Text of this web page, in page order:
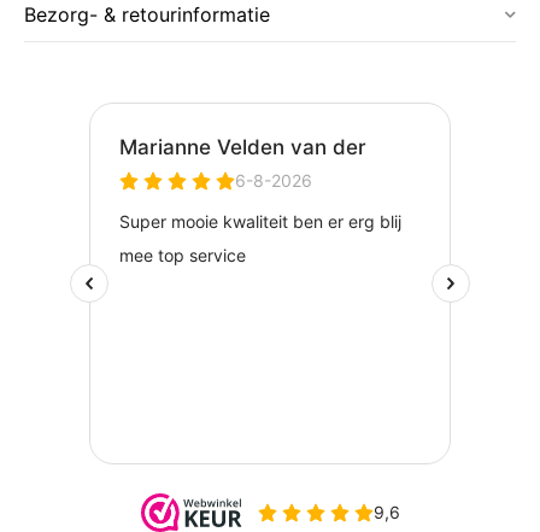
Bezorg- & retourinformatie